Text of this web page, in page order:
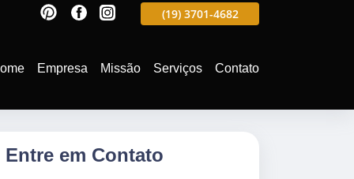
(19) 3701-4988 (19) 3701-4682
Empresa Missão Serviços Contato
Entre em Contato